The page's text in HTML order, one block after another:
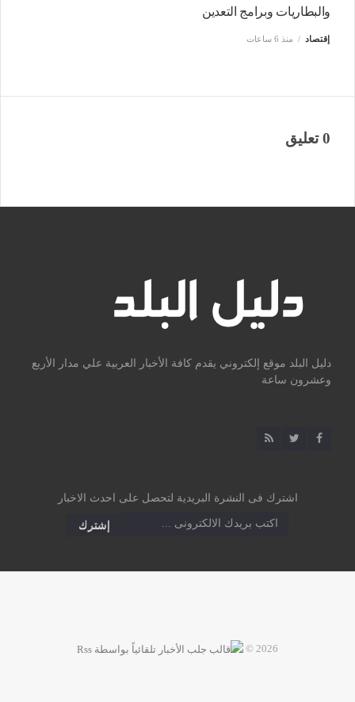
والبطاريات وبرامج التعدين
إقتصاد منذ 6 ساعات
0 تعليق
دليل البلد موقع إلكتروني يقدم كافة الأخبار العربية علي مدار الأربع
وعشرون ساعة
اشترك فى النشرة البريدية لتحصل على احدث الاخبار
2026 ©